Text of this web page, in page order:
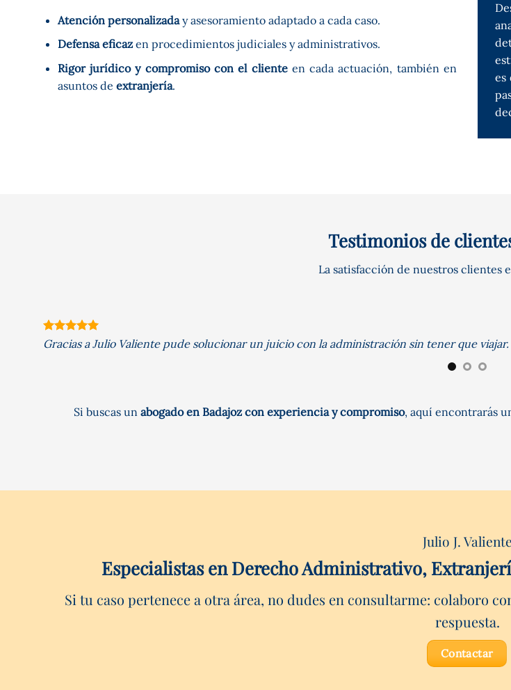
Atención personalizaday asesoramiento adaptado a cada caso.
Defensa eficazen procedimientos judiciales y administrativos.
Rigor jurídico y compromiso con el clienteen cada actuación, también en
asuntos de extranjería.
es
Testimonios de
La satisfacción de nuestros clientes
Gracias a Julio Valiente pude solucionar un juicio con la administración sin tener que
Si buscas un abogado en Badajoz con experiencia y compromiso, aquí encontrarás
Julio J. Valiente
Especialistas en Derecho Administrativo,
Si tu caso pertenece a otra área, no dudes en consultarme: colaboro
respuesta.
Contactar